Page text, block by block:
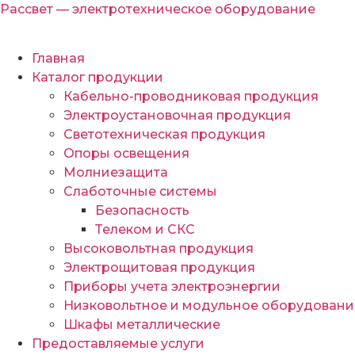
Рассвет — электротехническое оборудование
Главная
Каталог продукции
Кабельно-проводниковая продукция
Электроустановочная продукция
Светотехническая продукция
Опоры освещения
Молниезащита
Слаботочные системы
Безопасность
Телеком и СКС
Высоковольтная продукция
Электрощитовая продукция
Приборы учета электроэнергии
Низковольтное и модульное
Шкафы металлические
Предоставляемые услуги